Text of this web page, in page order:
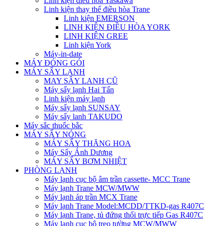
Linh kiện thay thế điều hòa Trane
Linh kiện EMERSON
LINH KIỆN ĐIỀU HÒA YORK
LINH KIỆN GREE
Linh kiện York
Máy-in-date
MÁY ĐÓNG GÓI
MÁY SẤY LẠNH
MAY SÂY LANH CŨ
Máy sấy lạnh Hai Tấn
Linh kiện máy lạnh
Máy sấy lạnh SUNSAY
Máy sấy lanh TAKUDO
Máy sắc thuốc bắc
MÁY SẤY NÓNG
MÁY SẤY THĂNG HOA
Máy Sấy Ánh Dương
MÁY SẤY BƠM NHIỆT
PHÒNG LẠNH
Máy lạnh cục bộ âm trần cassette- MCC Trane
Máy lạnh Trane MCW/MWW
Máy lạnh áp trần MCX Trane
Máy lạnh Trane Model:MCDD/TTKD-gas R407C
Máy lạnh Trane, tủ đứng thổi trực tiếp Gas R407C
Máy lạnh cục bộ treo tường MCW/MWW